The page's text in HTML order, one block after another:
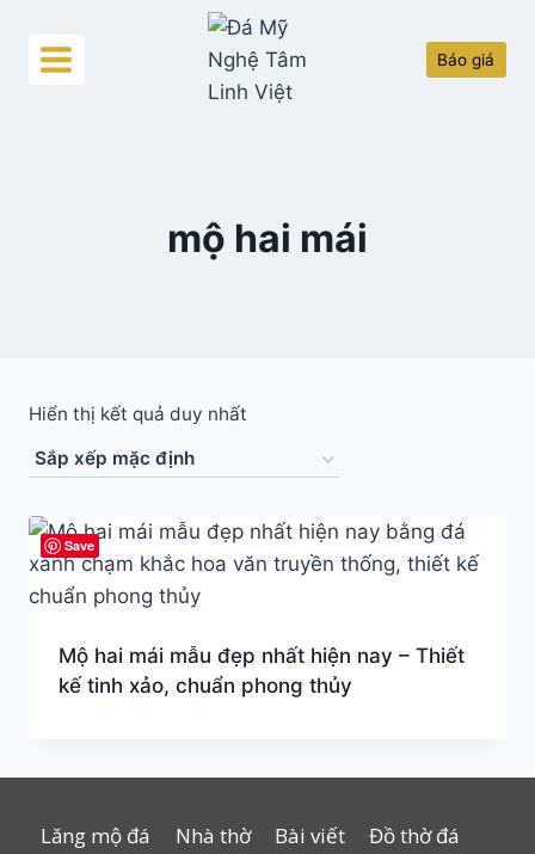
content
Báo giá
mộ hai mái
Hiển thị kết quả duy nhất
Save
Mộ hai mái mẫu đẹp nhất hiện nay – Thiết
kế tinh xảo, chuẩn phong thủy
Lăng mộ đá Nhà thờ Bài viết
Đồ thờ đá